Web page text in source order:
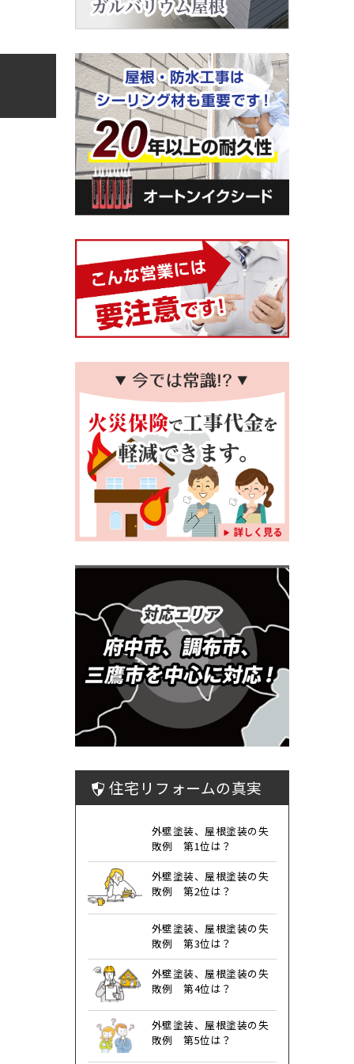
住宅リフォームの真実
外壁塗装、屋根塗装の失
敗例 第1位は？
外壁塗装、屋根塗装の失
敗例 第2位は？
外壁塗装、屋根塗装の失
敗例 第3位は？
外壁塗装、屋根塗装の失
敗例 第4位は？
外壁塗装、屋根塗装の失
敗例 第5位は？